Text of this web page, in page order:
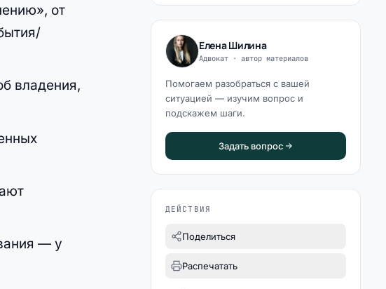
от
владения,
— у
Елена Шилина
Адвокат · автор материалов
Помогаем разобраться с вашей
ситуацией — изучим вопрос и
подскажем шаги.
Задать вопрос
ДЕЙСТВИЯ
Поделиться
Распечатать